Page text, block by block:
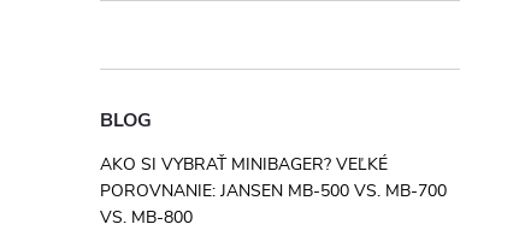
BLOG
AKO SI VYBRAŤ MINIBAGER? VEĽKÉ
POROVNANIE: JANSEN MB-500 VS. MB-700
VS. MB-800